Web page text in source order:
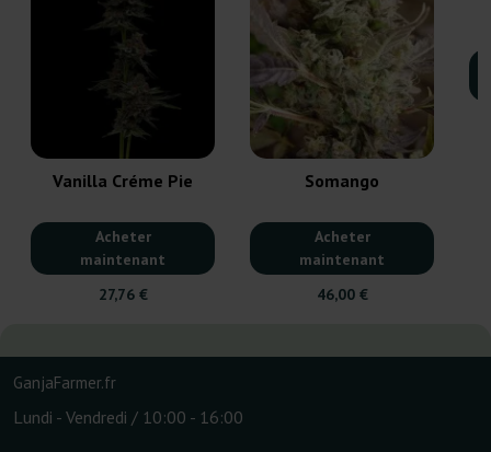
Vanilla Créme Pie
Acheter
maintenant
27,76 €
Somango
Acheter
maintenant
46,00 €
GanjaFarmer.fr
Lundi - Vendredi / 10:00 - 16:00